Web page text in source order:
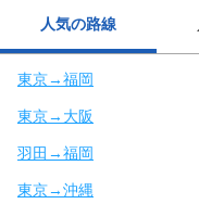
人気の路線
東京→福岡
東京→大阪
羽田→福岡
東京→沖縄